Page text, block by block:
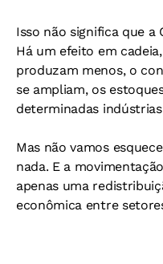
Isso não significa que a
Há um efeito em
produzam menos, o
se ampliam, os
determinadas
Mas não vamos
nada. E a
apenas uma
econômica entre